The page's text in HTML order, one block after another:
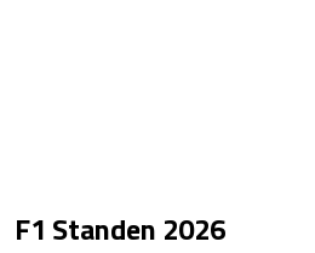
F1 Standen 2026